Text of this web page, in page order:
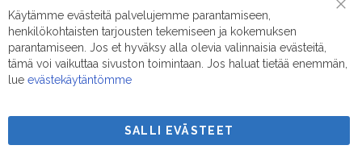
Puhelin/Whatsapp:
Sähköposti:myynti@suodatinmestarit.fi
Käytämme evästeitä palvelujemme parantamiseen,
henkilökohtaisten tarjousten tekemiseen ja kokemuksen
parantamiseen. Jos et hyväksy alla olevia valinnaisia evästeitä,
tämä voi vaikuttaa sivuston toimintaan. Jos haluat tietää enemmän,
lue evästekäytäntömme
SALLI EVÄSTEET